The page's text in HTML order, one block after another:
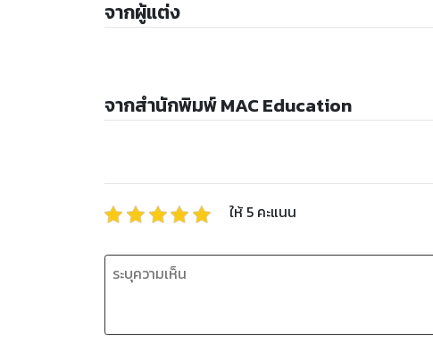
จากผู้แต่ง
จากสำนักพิมพ์ MAC Education
ให้ 5 คะแนน